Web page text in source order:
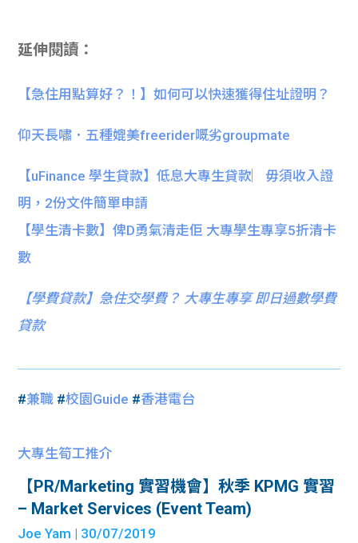
延伸閱讀：
【急住用點算好？！】如何可以快速獲得住址證明？
仰天長嘯．五種媲美freerider嘅劣groupmate
【uFinance 學生貸款】低息大專生貸款︳毋須收入證
明，2份文件簡單申請
【學生清卡數】俾D勇氣清走佢 大專學生專享5折清卡
數
【學費貸款】急住交學費？ 大專生專享 即日過數學費
貸款
#兼職 #校園Guide #香港電台
大專生筍工推介
【PR/Marketing 實習機會】秋季 KPMG 實習
– Market Services (Event Team)
Joe Yam | 30/07/2019